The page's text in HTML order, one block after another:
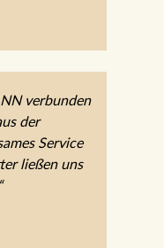
Speisen aus
aufleben.“